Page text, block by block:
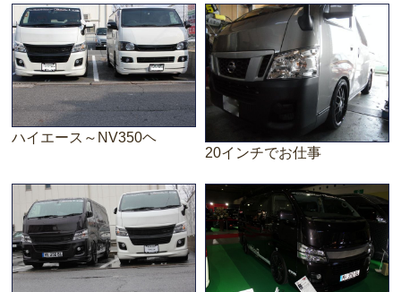
ハイエース～NV350ヘ
20インチでお仕事